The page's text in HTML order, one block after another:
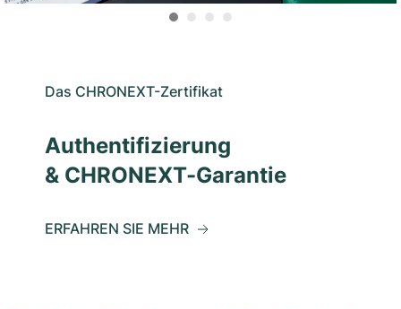
Das CHRONEXT-Zertifikat
Authentifizierung
& CHRONEXT-Garantie
ERFAHREN SIE MEHR